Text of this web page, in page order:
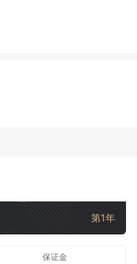
第1年
保证金